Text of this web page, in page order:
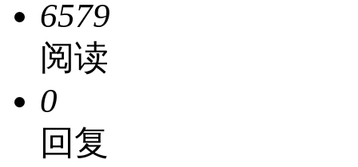
6579
阅读
0
回复